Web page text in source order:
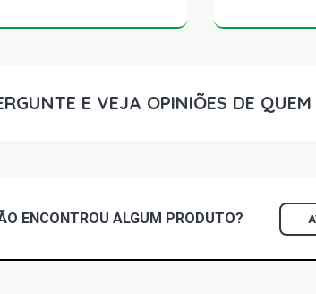
E VEJA OPINIÕES DE
ENCONTROU ALGUM PRODUTO?